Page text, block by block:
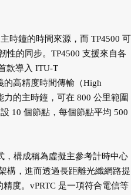
時鐘的時間來源，而 TP4500 可
性的同步。TP4500 支援來自各
款導入 ITU-T
的高精度時間傳輸（High
力的主時鐘，可在 800 公里範圍
10 個節點，每個節點平均 500
，構成稱為虛擬主參考計時中心
構，進而透過長距離光纖網路提
度。vPRTC 是一項符合電信等